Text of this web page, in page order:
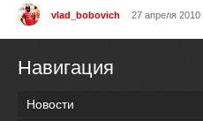
vlad_bobovich 27 апреля 2010
Навигация
Новости